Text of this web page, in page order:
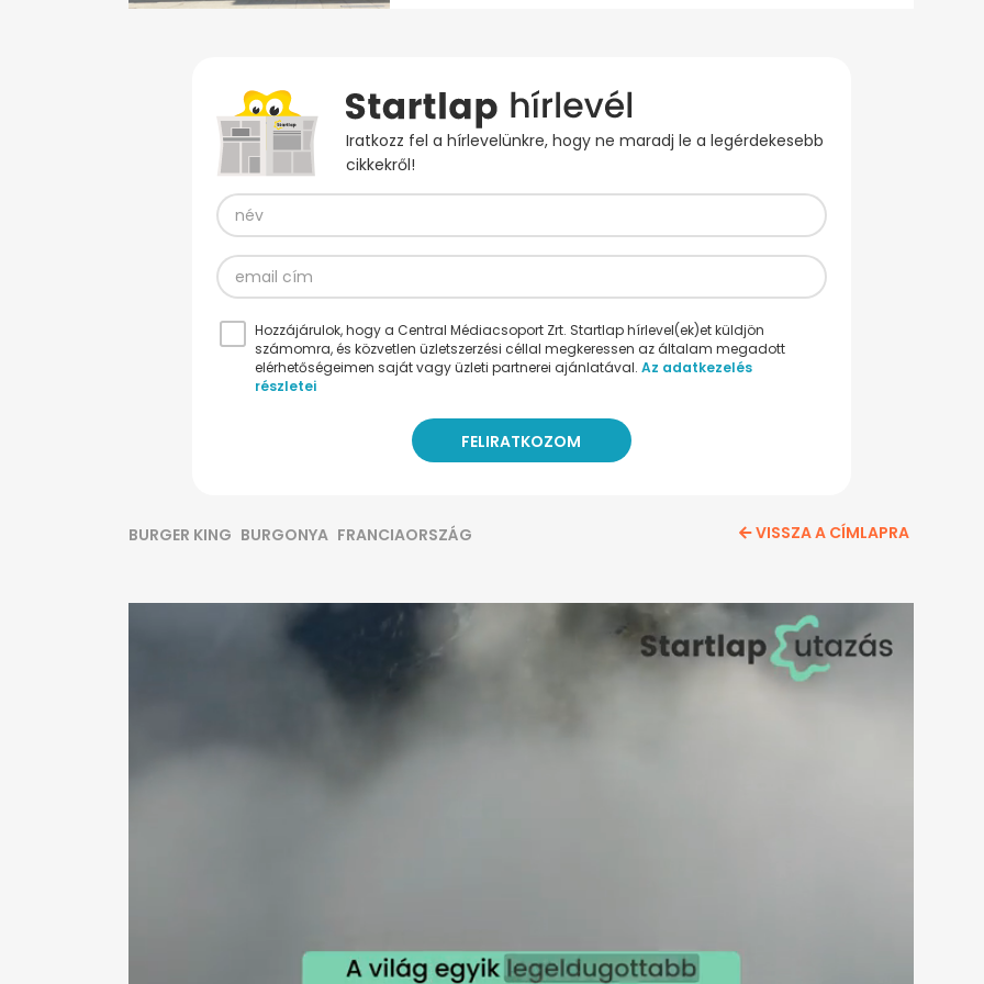
Iratkozz fel a hírlevelünkre, hogy ne maradj le a legérdekesebb
cikkekről!
Hozzájárulok, hogy a Central Médiacsoport Zrt. Startlap hírlevel(ek)et küldjön
számomra, és közvetlen üzletszerzési céllal megkeressen az általam megadott
elérhetőségeimen saját vagy üzleti partnerei ajánlatával. Az adatkezelés
részletei
BURGER KING BURGONYA FRANCIAORSZÁG VISSZA A CÍMLAPRA